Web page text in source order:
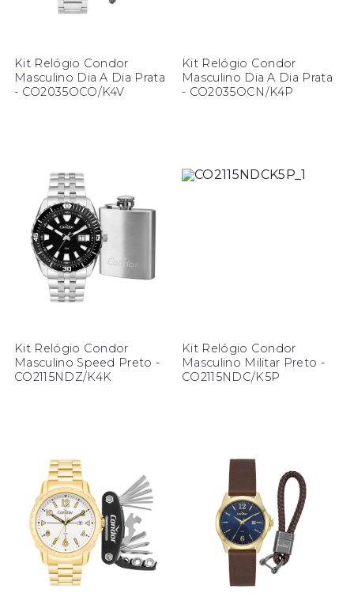
Kit Relógio Condor
Masculino Dia A Dia Prata
- CO2035OCO/K4V
Kit Relógio Condor
Masculino Dia A Dia Prata
- CO2035OCN/K4P
Kit Relógio Condor
Masculino Speed Preto -
CO2115NDZ/K4K
Kit Relógio Condor
Masculino Militar Preto -
CO2115NDC/K5P